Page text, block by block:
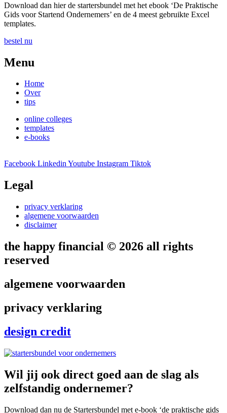
Download dan hier de startersbundel met het ebook ‘De Praktische
Gids voor Startend Ondernemers’ en de 4 meest gebruikte Excel
templates.
bestel nu
Menu
Home
Over
tips
online colleges
templates
e-books
Facebook LinkedinYoutube Instagram Tiktok
Legal
privacy verklaring
algemene voorwaarden
disclaimer
the happy financial © 2026 all rights
reserved
algemene voorwaarden
privacy verklaring
design credit
Wil jij ook direct goed aan de slag als
zelfstandig ondernemer?
Download dan nu de Startersbundel met e-book ‘de praktische gids